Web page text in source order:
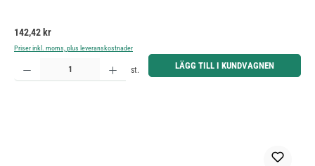
Ordinarie pris:
142,42 kr
Priser inkl. moms, plus leveranskostnader
Produktkvantitet: Ange önskat belopp eller använd knapparna för att öka eller minska kvantiteten.
st. LÄGG TILL I KUNDVAGNEN